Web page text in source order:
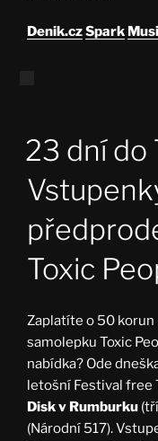
Denik.czSpark
23 dní do
Toxic
Zaplatíte o 50
samolepku Toxic
nabídka? Ode
letošní Festival free
Disk v Rumburku
(Národní 517).